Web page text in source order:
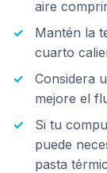
aire
Mantén la
cuarto
Considera
mejore el
Si tu
puede
pasta